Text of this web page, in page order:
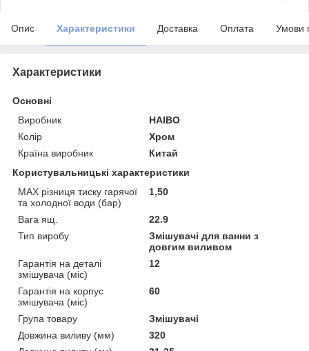
Опис Характеристики Доставка Оплата Умови
Характеристики
Основні
Виробник
HAIBO
Колір
Хром
Країна виробник
Китай
Користувальницькі характеристики
MAX різниця тиску гарячої
та холодної води (бар)
1,50
Вага ящ.
22.9
Тип виробу
Змішувачі для ванни з
довгим виливом
Гарантія на деталі
змішувача (міс)
12
Гарантія на корпус
змішувача (міс)
60
Група товару
Змішувачі
Довжина виливу (мм)
320